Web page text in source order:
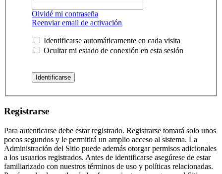
Olvidé mi contraseña
Reenviar email de activación
Identificarse automáticamente en cada visita
Ocultar mi estado de conexión en esta sesión
Registrarse
Para autenticarse debe estar registrado. Registrarse tomará solo unos
pocos segundos y le permitirá un amplio acceso al sistema. La
Administración del Sitio puede además otorgar permisos adicionales
a los usuarios registrados. Antes de identificarse asegúrese de estar
familiarizado con nuestros términos de uso y políticas relacionadas.